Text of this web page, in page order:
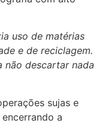
uso de matérias
e de reciclagem.
não descartar nada
sujas e
a